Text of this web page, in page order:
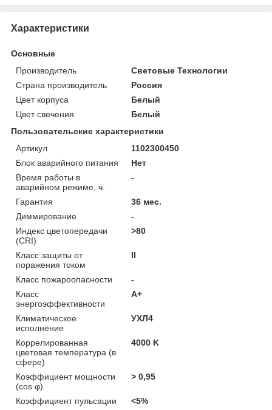
Характеристики
Основные
Производитель
Световые Технологии
Страна производитель
Россия
Цвет корпуса
Белый
Цвет свечения
Белый
Пользовательские характеристики
Артикул
1102300450
Блок аварийного питания
Нет
Время работы в
аварийном режиме, ч.
-
Гарантия
36 мес.
Диммирование
-
Индекс цветопередачи
(CRI)
>80
Класс защиты от
поражения током
II
Класс пожароопасности
-
Класс
энергоэффективности
A+
Климатическое
исполнение
УХЛ4
Коррелированная
цветовая температура (в
сфере)
4000 K
Коэффициент мощности
(cos φ)
> 0,95
Коэффициент пульсации
<5%